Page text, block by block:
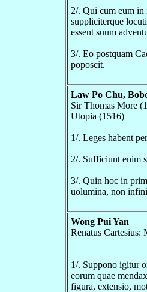
2/. Qui cum eum in
suppliciterque
essent suum
3/. Eo postquam
poposcit.
Law Po Chu,
Sir Thomas More
Utopia (1516)
1/. Leges habent
2/. Sufficiunt enim
3/. Quin hoc in
uolumina, non
Wong Pui Yan
Renatus Cartesius:
1/. Suppono igitur
eorum quae
figura, extensio,